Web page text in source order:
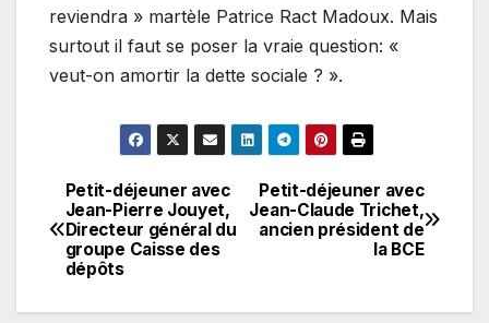
reviendra » martèle Patrice Ract Madoux. Mais
surtout il faut se poser la vraie question: «
veut-on amortir la dette sociale ? ».
Navigation
de
l’article
Petit-déjeuner avec
Jean-Claude Trichet,
ancien président de
la BCE
Petit-déjeuner avec
Jean-Pierre Jouyet,
Directeur général du
groupe Caisse des
dépôts